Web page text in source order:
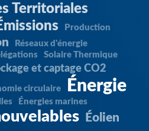
Territoriales
Production
Réseaux d'énergie
Solaire Thermique
et captage CO2
circulaire Énergie
Énergies marines
Éolien